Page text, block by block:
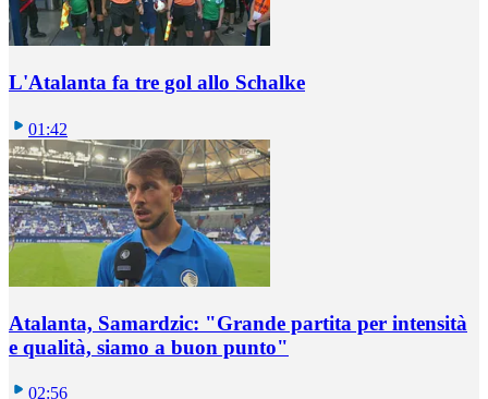
L'Atalanta fa tre gol allo Schalke
01:42
Atalanta, Samardzic: "Grande partita per intensità
e qualità, siamo a buon punto"
02:56